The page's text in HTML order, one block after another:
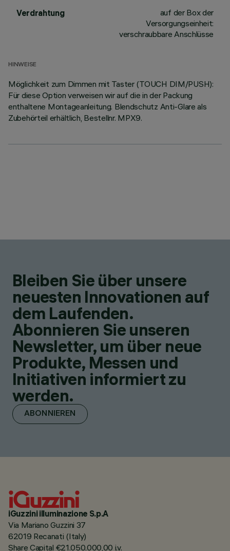
Verdrahtung
auf der Box der
Versorgungseinheit:
verschraubbare Anschlüsse
HINWEISE
Möglichkeit zum Dimmen mit Taster (TOUCH DIM/PUSH):
Für diese Option verweisen wir auf die in der Packung
enthaltene Montageanleitung. Blendschutz Anti-Glare als
Zubehörteil erhältlich, Bestellnr. MPX9.
Bleiben Sie über unsere
neuesten Innovationen auf
dem Laufenden.
Abonnieren Sie unseren
Newsletter, um über neue
Produkte, Messen und
Initiativen informiert zu
werden.
ABONNIEREN
iGuzzini illuminazione S.p.A
Via Mariano Guzzini 37
62019 Recanati (Italy)
Share Capital €21.050.000,00 i.v.